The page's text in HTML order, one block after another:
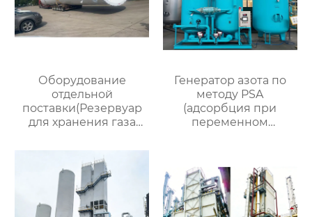
Оборудование
отдельной
поставки(Резервуар
для хранения газа
Генератор азота по
методу PSA
(адсорбция при
переменном